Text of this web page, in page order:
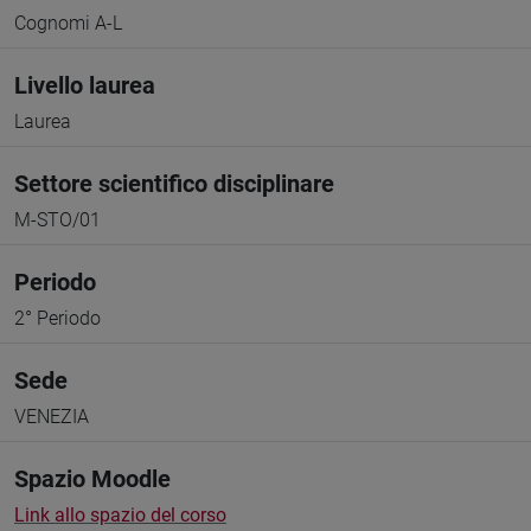
Cognomi A-L
Livello laurea
Laurea
Settore scientifico disciplinare
M-STO/01
Periodo
2° Periodo
Sede
VENEZIA
Spazio Moodle
Link allo spazio del corso